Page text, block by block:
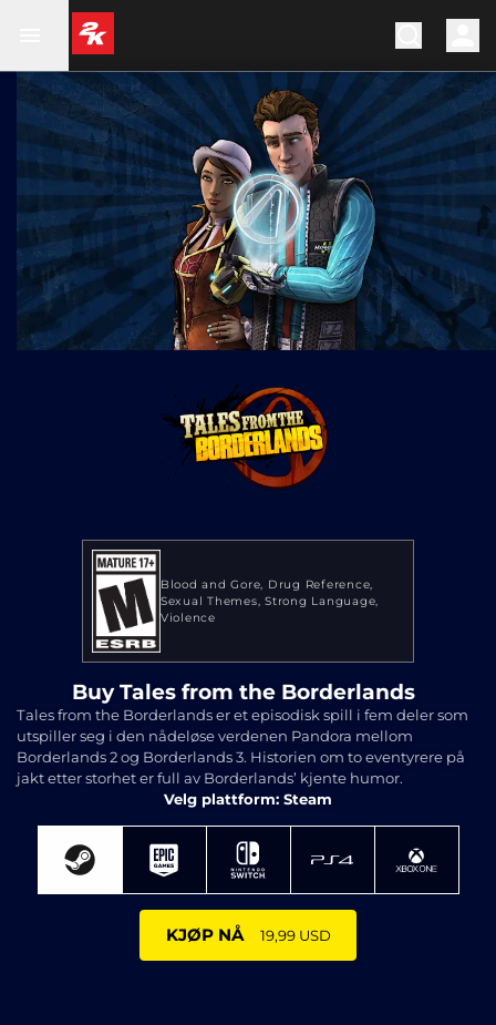
Blood and Gore Drug Reference
Sexual Themes Strong Language
Violence
Buy Tales from the Borderlands
Tales from the Borderlands er et episodisk spill i fem deler som
utspiller seg i den nådeløse verdenen Pandora mellom
Borderlands 2 og Borderlands 3. Historien om to eventyrere på
jakt etter storhet er full av Borderlands’ kjente humor.
Velg plattform: Steam
KJØP NÅ 19,99 USD